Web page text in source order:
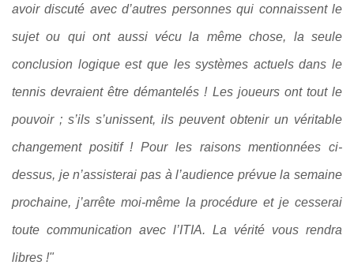
avoir discuté avec d’autres personnes qui connaissent le
sujet ou qui ont aussi vécu la même chose, la seule
conclusion logique est que les systèmes actuels dans le
tennis devraient être démantelés ! Les joueurs ont tout le
pouvoir ; s’ils s’unissent, ils peuvent obtenir un véritable
changement positif ! Pour les raisons mentionnées ci-
dessus, je n’assisterai pas à l’audience prévue la semaine
prochaine, j’arrête moi-même la procédure et je cesserai
toute communication avec l’ITIA. La vérité vous rendra
libres !"